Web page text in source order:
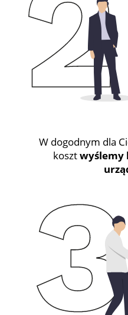
W dogodnym dla
kosztwyślemy